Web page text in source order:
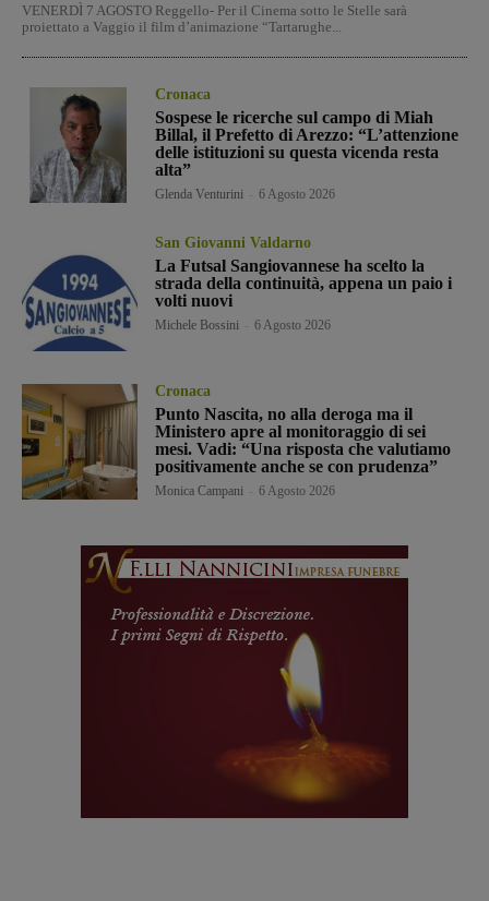
VENERDÌ 7 AGOSTO Reggello- Per il Cinema sotto le Stelle sarà
proiettato a Vaggio il film d’animazione “Tartarughe...
Cronaca
Sospese le ricerche sul campo di Miah
Billal, il Prefetto di Arezzo: “L’attenzione
delle istituzioni su questa vicenda resta
alta”
Glenda Venturini 6 Agosto 2026
San Giovanni Valdarno
La Futsal Sangiovannese ha scelto la
strada della continuità, appena un paio i
volti nuovi
Michele Bossini 6 Agosto 2026
Cronaca
Punto Nascita, no alla deroga ma il
Ministero apre al monitoraggio di sei
mesi. Vadi: “Una risposta che valutiamo
positivamente anche se con prudenza”
Monica Campani 6 Agosto 2026